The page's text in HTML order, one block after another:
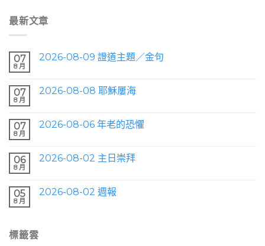
最新文章
07
8 月
2026-08-09 證道主題／金句
07
8 月
2026-08-08 耶穌屢海
07
8 月
2026-08-06 年老的恐懼
06
8 月
2026-08-02 主日崇拜
05
8 月
2026-08-02 週報
標籤雲